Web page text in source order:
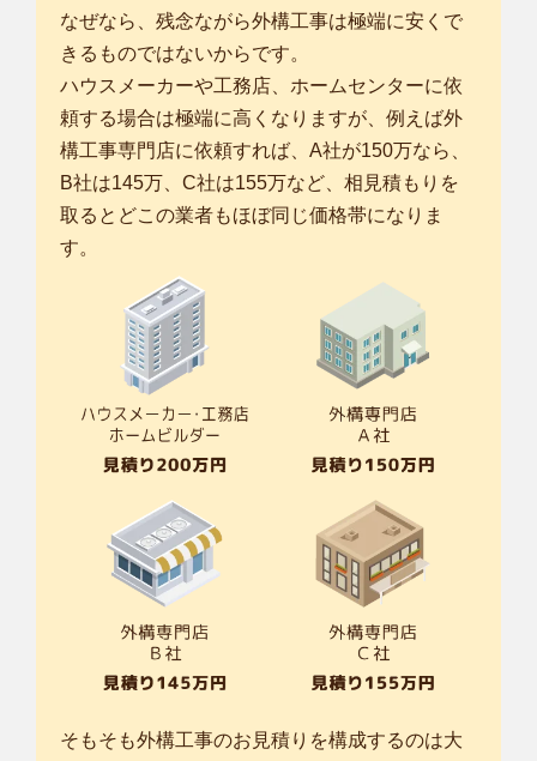
なぜなら、残念ながら外構工事は極端に安くで
きるものではないからです。
ハウスメーカーや工務店、ホームセンターに依
頼する場合は極端に高くなりますが、例えば外
構工事専門店に依頼すれば、A社が150万なら、
B社は145万、C社は155万など、相見積もりを
取るとどこの業者もほぼ同じ価格帯になりま
す。
そもそも外構工事のお見積りを構成するのは大